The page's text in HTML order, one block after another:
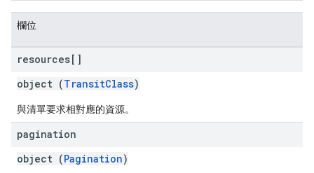
欄位
resources[]
object (TransitClass)
與清單要求相對應的資源。
pagination
object (Pagination)